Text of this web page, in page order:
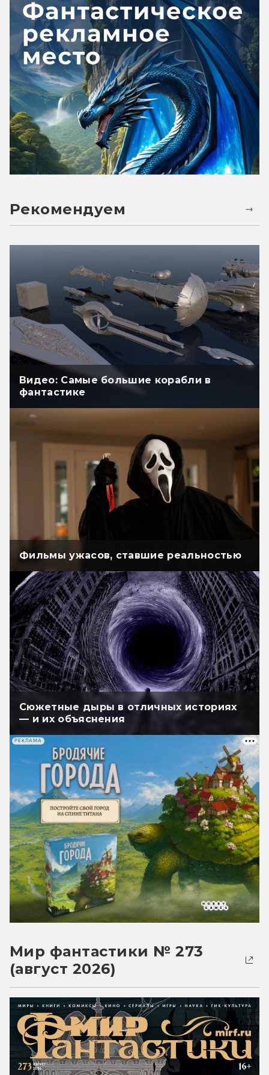
Рекомендуем
Видео: Самые большие корабли в
фантастике
Фильмы ужасов, ставшие реальностью
Сюжетные дыры в отличных историях
— и их объяснения
РЕКЛАМА
Мир фантастики № 273
(август 2026)